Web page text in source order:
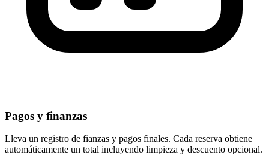
Pagos y finanzas
Lleva un registro de fianzas y pagos finales. Cada reserva obtiene
automáticamente un total incluyendo limpieza y descuento opcional.